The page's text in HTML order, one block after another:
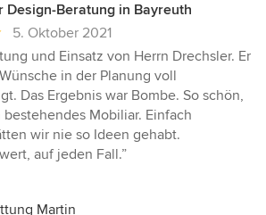
Design-Beratung in Bayreuth
5. Oktober 2021
und Einsatz von Herrn Drechsler. Er
in der Planung voll
Das Ergebnis war Bombe. So schön,
Mobiliar. Einfach
wir nie so Ideen gehabt.
auf jeden Fall.”
Martin